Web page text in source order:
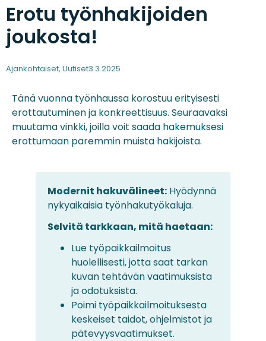
Erotu työnhakijoiden
joukosta!
Ajankohtaiset, Uutiset3.3.2025
Tänä vuonna työnhaussa korostuu erityisesti
erottautuminen ja konkreettisuus. Seuraavaksi
muutama vinkki, joilla voit saada hakemuksesi
erottumaan paremmin muista hakijoista.
Modernit hakuvälineet: Hyödynnä
nykyaikaisia työnhakutyökaluja.
Selvitä tarkkaan, mitä haetaan:
Lue työpaikkailmoitus
huolellisesti, jotta saat tarkan
kuvan tehtävän vaatimuksista
ja odotuksista.
Poimi työpaikkailmoituksesta
keskeiset taidot, ohjelmistot ja
pätevyysvaatimukset.